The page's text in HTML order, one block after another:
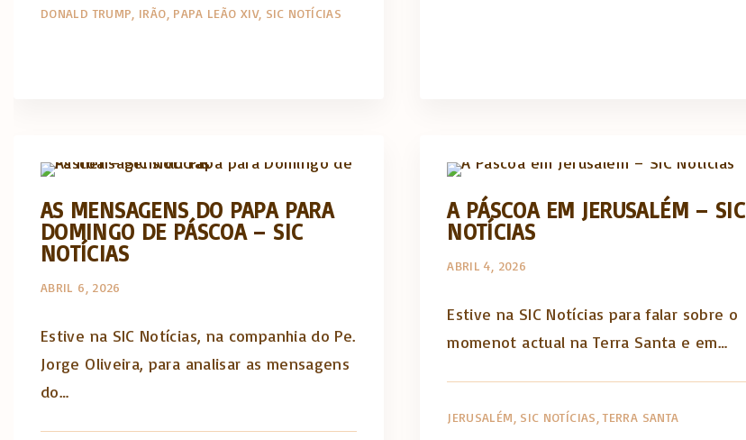
DONALD TRUMP IRÃO PAPA LEÃO XIV SIC NOTÍCIAS
AS MENSAGENS DO PAPA PARA
DOMINGO DE PÁSCOA – SIC
NOTÍCIAS
ABRIL 6, 2026
Estive na SIC Notícias, na companhia do Pe.
Jorge Oliveira, para analisar as mensagens
do…
A PÁSCOA EM JERUSALÉM – SIC
NOTÍCIAS
ABRIL 4, 2026
Estive na SIC Notícias para falar sobre o
momenot actual na Terra Santa e em…
JERUSALÉM SIC NOTÍCIAS TERRA SANTA